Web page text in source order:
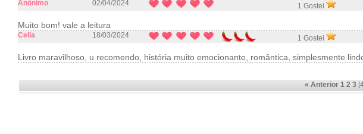
Anônimo 02/04/2024 1 Gostei
Muito bom! vale a leitura
Celia 18/03/2024 1 Gostei
Livro maravilhoso, u recomendo, história muito emocionante, romântica, simplesmente
« Anterior 1 2 3